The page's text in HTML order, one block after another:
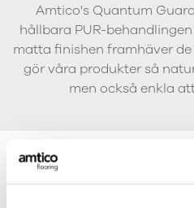
Amtico's Quantum
hållbara PUR-
matta finishen framhäver
gör våra produkter så
men också enkla